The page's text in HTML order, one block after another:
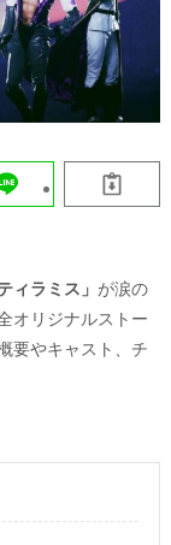
ィラミス」 が涙の
オリジナルストー
要やキャスト、チ